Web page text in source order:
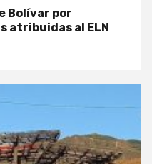
Bolívar por
atribuidas al ELN